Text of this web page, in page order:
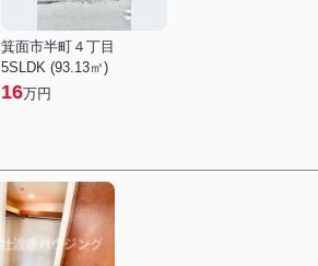
箕面市半町４丁目
5SLDK (93.13㎡)
16万円